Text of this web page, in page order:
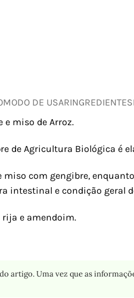
MODO DE USARINGREDIENTES
e miso de Arroz.
de Agricultura Biológica é
miso com gengibre,
intestinal e condição geral
rija e amendoim.
artigo. Uma vez que as